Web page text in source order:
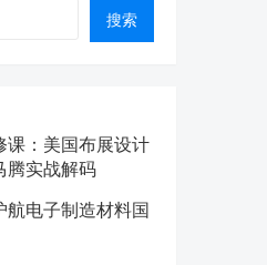
搜索
课：美国布展设计
腾实战解码
电子制造材料国